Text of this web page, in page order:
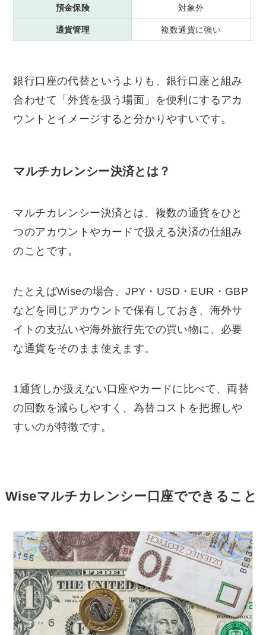
預金保険 対象外
通貨管理 複数通貨に強い
銀行口座の代替というよりも、銀行口座と組み
合わせて「外貨を扱う場面」を便利にするアカ
ウントとイメージすると分かりやすいです。
マルチカレンシー決済とは？
マルチカレンシー決済とは、複数の通貨をひと
つのアカウントやカードで扱える決済の仕組み
のことです。
たとえばWiseの場合、JPY・USD・EUR・GBP
などを同じアカウントで保有しておき、海外サ
イトの支払いや海外旅行先での買い物に、必要
な通貨をそのまま使えます。
1通貨しか扱えない口座やカードに比べて、両替
の回数を減らしやすく、為替コストを把握しや
すいのが特徴です。
Wiseマルチカレンシー口座でできること